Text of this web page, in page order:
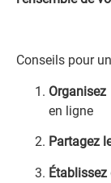
Conseils pour
en ligne
Partagez
Établissez